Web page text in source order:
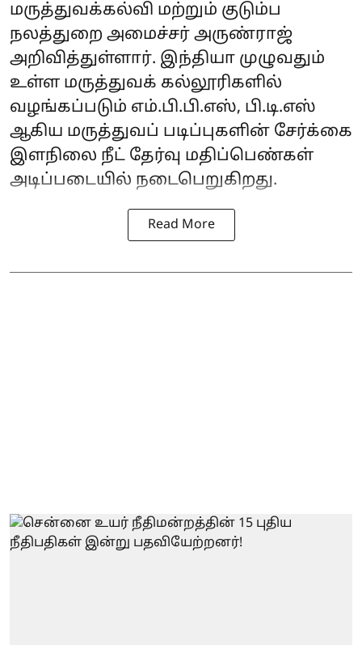
மருத்துவக்கல்வி மற்றும் குடும்ப
நலத்துறை அமைச்சர் அருண்ராஜ்
அறிவித்துள்ளார். இந்தியா முழுவதும்
உள்ள மருத்துவக் கல்லூரிகளில்
வழங்கப்படும் எம்.பி.பி.எஸ், பி.டி.எஸ்
ஆகிய மருத்துவப் படிப்புகளின் சேர்க்கை
இளநிலை நீட் தேர்வு மதிப்பெண்கள்
அடிப்படையில் நடைபெறுகிறது.
Read More